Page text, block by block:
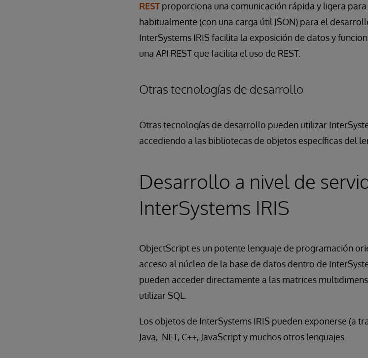
REST proporciona una comunicación rápida y ligera para
habitualmente (con una carga útil JSON) para el
InterSystems IRIS facilita la exposición de datos y
una API REST que facilita el uso de REST.
Otras tecnologías de desarrollo
Otras tecnologías de desarrollo pueden utilizar
accediendo a las bibliotecas de objetos específicas del
Desarrollo a nivel de
InterSystems IRIS
ObjectScript es un potente lenguaje de programación
acceso al núcleo de la base de datos dentro de
pueden acceder directamente a las matrices
utilizar SQL.
Los objetos de InterSystems IRIS pueden exponerse (a
Java, .NET, C++, JavaScript y muchos otros lenguajes.